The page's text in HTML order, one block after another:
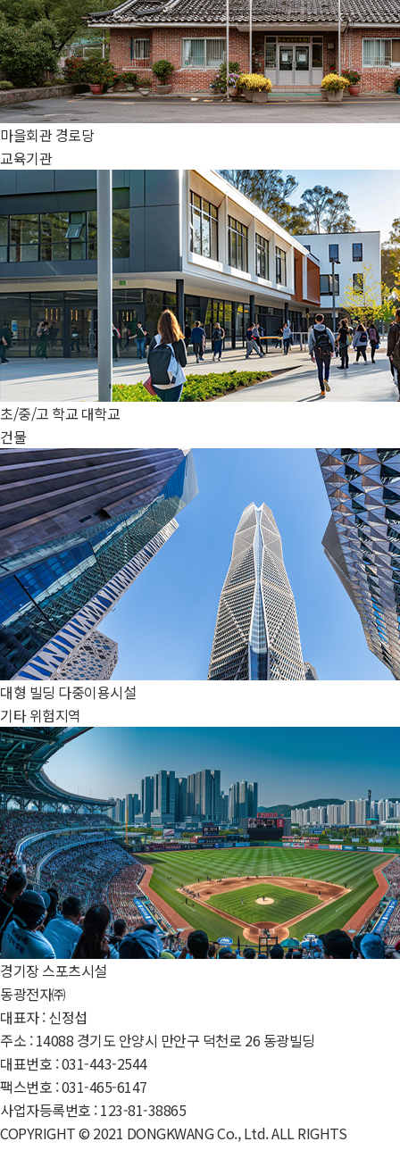
마을회관 경로당
교육기관
초/중/고 학교 대학교
건물
대형 빌딩 다중이용시설
기타 위험지역
경기장스포츠시설
동광전자㈜
대표자 : 신정섭
주소 : 14088 경기도 안양시 만안구 덕천로 26 동광빌딩
대표번호 : 031-443-2544
팩스번호 : 031-465-6147
사업자등록번호 : 123-81-38865
COPYRIGHT © 2021 DONGKWANG Co., Ltd. ALL RIGHTS